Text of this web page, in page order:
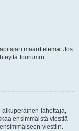
määrittelemä. Jos
foorumin
alkuperäinen lähettäjä,
ensimmäistä viestiä
viestiin.